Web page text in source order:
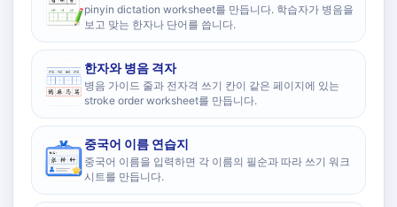
pinyin dictation worksheet를 만듭니다. 학습자가 병음을
보고 맞는 한자나 단어를 씁니다.
한자와 병음 격자
병음 가이드 줄과 전자격 쓰기 칸이 같은 페이지에 있는
stroke order worksheet를 만듭니다.
중국어 이름 연습지
중국어 이름을 입력하면 각 이름의 필순과 따라 쓰기 워크
시트를 만듭니다.